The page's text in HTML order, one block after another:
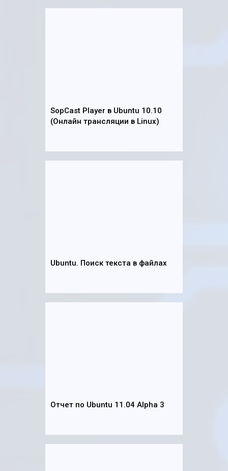
SopCast Player в Ubuntu 10.10
(Онлайн трансляции в Linux)
Ubuntu. Поиск текста в файлах
Отчет по Ubuntu 11.04 Alpha 3